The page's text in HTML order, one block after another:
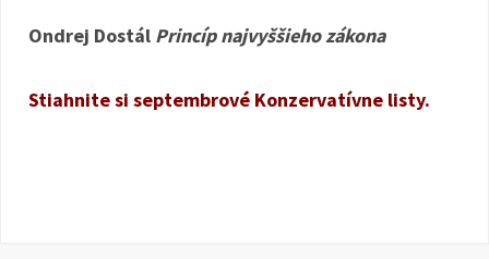
Ondrej Dostál Princíp najvyššieho zákona
Stiahnite si septembrové Konzervatívne listy.